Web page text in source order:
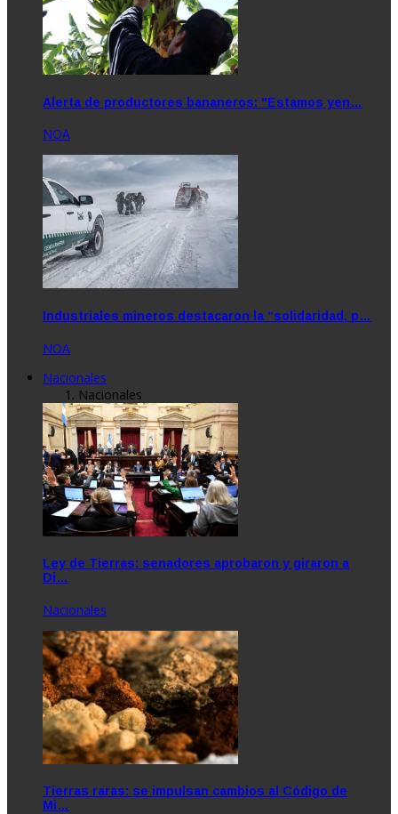
Alerta de productores bananeros: "Estamos yen…
NOA
Industriales mineros destacaron la “solidaridad, p…
NOA
Nacionales
Nacionales
Ley de Tierras: senadores aprobaron y giraron a
Di…
Nacionales
Tierras raras: se impulsan cambios al Código de
Mi…